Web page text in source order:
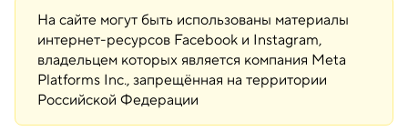
На сайте могут быть использованы материалы
интернет-ресурсов Facebook и Instagram,
владельцем которых является компания Meta
Platforms Inc., запрещённая на территории
Российской Федерации